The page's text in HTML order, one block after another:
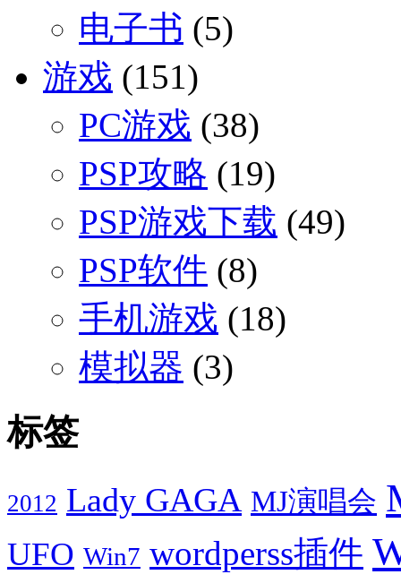
电子书 (5)
游戏 (151)
PC游戏 (38)
PSP攻略 (19)
PSP游戏下载 (49)
PSP软件 (8)
手机游戏 (18)
模拟器 (3)
标签
2012 Lady GAGA MJ演唱会
UFO Win7 wordperss插件